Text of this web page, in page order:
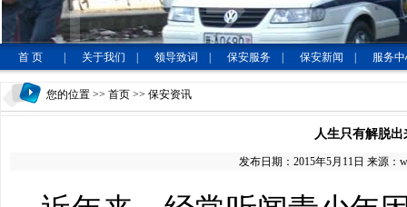
首 页 关于我们 领导致词 保安服务 保安新闻 服务
您的位置 >> 首页 >> 保安资讯
人生只有解脱
发布日期：2015年5月11日 来源：